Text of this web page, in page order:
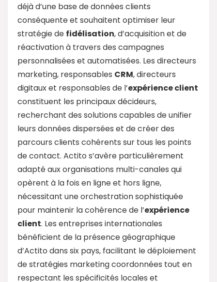
déjà d’une base de données clients
conséquente et souhaitent optimiser leur
stratégie de fidélisation, d’acquisition et de
réactivation à travers des campagnes
personnalisées et automatisées. Les directeurs
marketing, responsables CRM, directeurs
digitaux et responsables de l’expérience client
constituent les principaux décideurs,
recherchant des solutions capables de unifier
leurs données dispersées et de créer des
parcours clients cohérents sur tous les points
de contact. Actito s’avère particulièrement
adapté aux organisations multi-canales qui
opèrent à la fois en ligne et hors ligne,
nécessitant une orchestration sophistiquée
pour maintenir la cohérence de l’expérience
client. Les entreprises internationales
bénéficient de la présence géographique
d’Actito dans six pays, facilitant le déploiement
de stratégies marketing coordonnées tout en
respectant les spécificités locales et